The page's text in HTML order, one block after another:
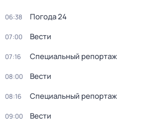
06:38 Погода 24
07:00 Вести
07:16 Специальный репортаж
08:00 Вести
08:16 Специальный репортаж
09:00 Вести